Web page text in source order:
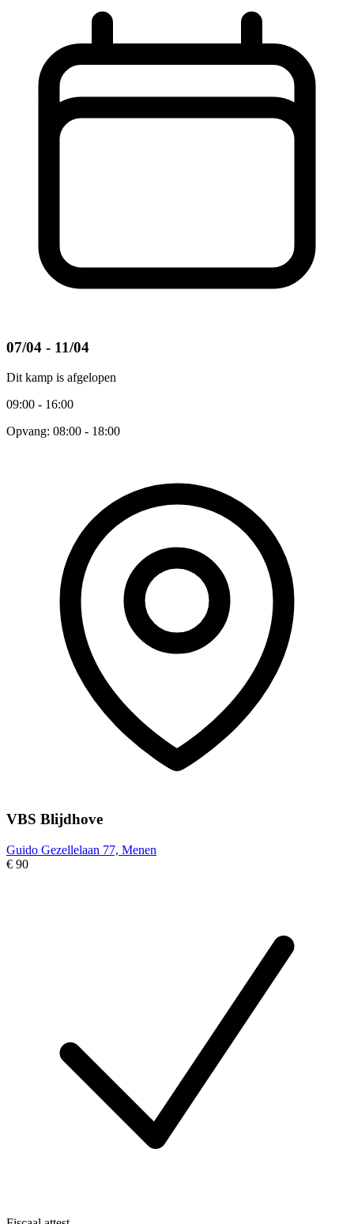
07/04 - 11/04
Dit kamp is afgelopen
09:00 - 16:00
Opvang: 08:00 - 18:00
VBS Blijdhove
Guido Gezellelaan 77, Menen
€ 90